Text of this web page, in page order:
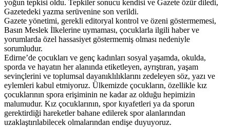
yoğun tepkisi oldu. Tepkiler sonucu kendisi ve Gazete özür diledi,
Gazetedeki yazma serüvenine son verildi.
Gazete yönetimi, gerekli editoryal kontrol ve özeni göstermemesi,
Basın Meslek İlkelerine uymaması, çocuklarla ilgili haber ve
yorumlarda özel hassasiyet göstermemiş olması nedeniyle
sorumludur.
Edirne’de çocukları ve genç kadınları sosyal yaşamda, okulda,
sporda ve hayatın her alanında etiketleyen, ayrıştıran, yaşam
sevinçlerini ve toplumsal dayanıklılıklarını zedeleyen söz, yazı ve
eylemleri kabul etmiyoruz. Ülkemizde çocukların, özellikle kız
çocuklarının spora erişiminin ne kadar az olduğu hepimizin
malumudur. Kız çocuklarının, spor kıyafetleri ya da sporun
gerektirdiği hareketler bahane edilerek spor alanlarından
uzaklaştırılabilecek olmalarından endişe duyuyoruz.